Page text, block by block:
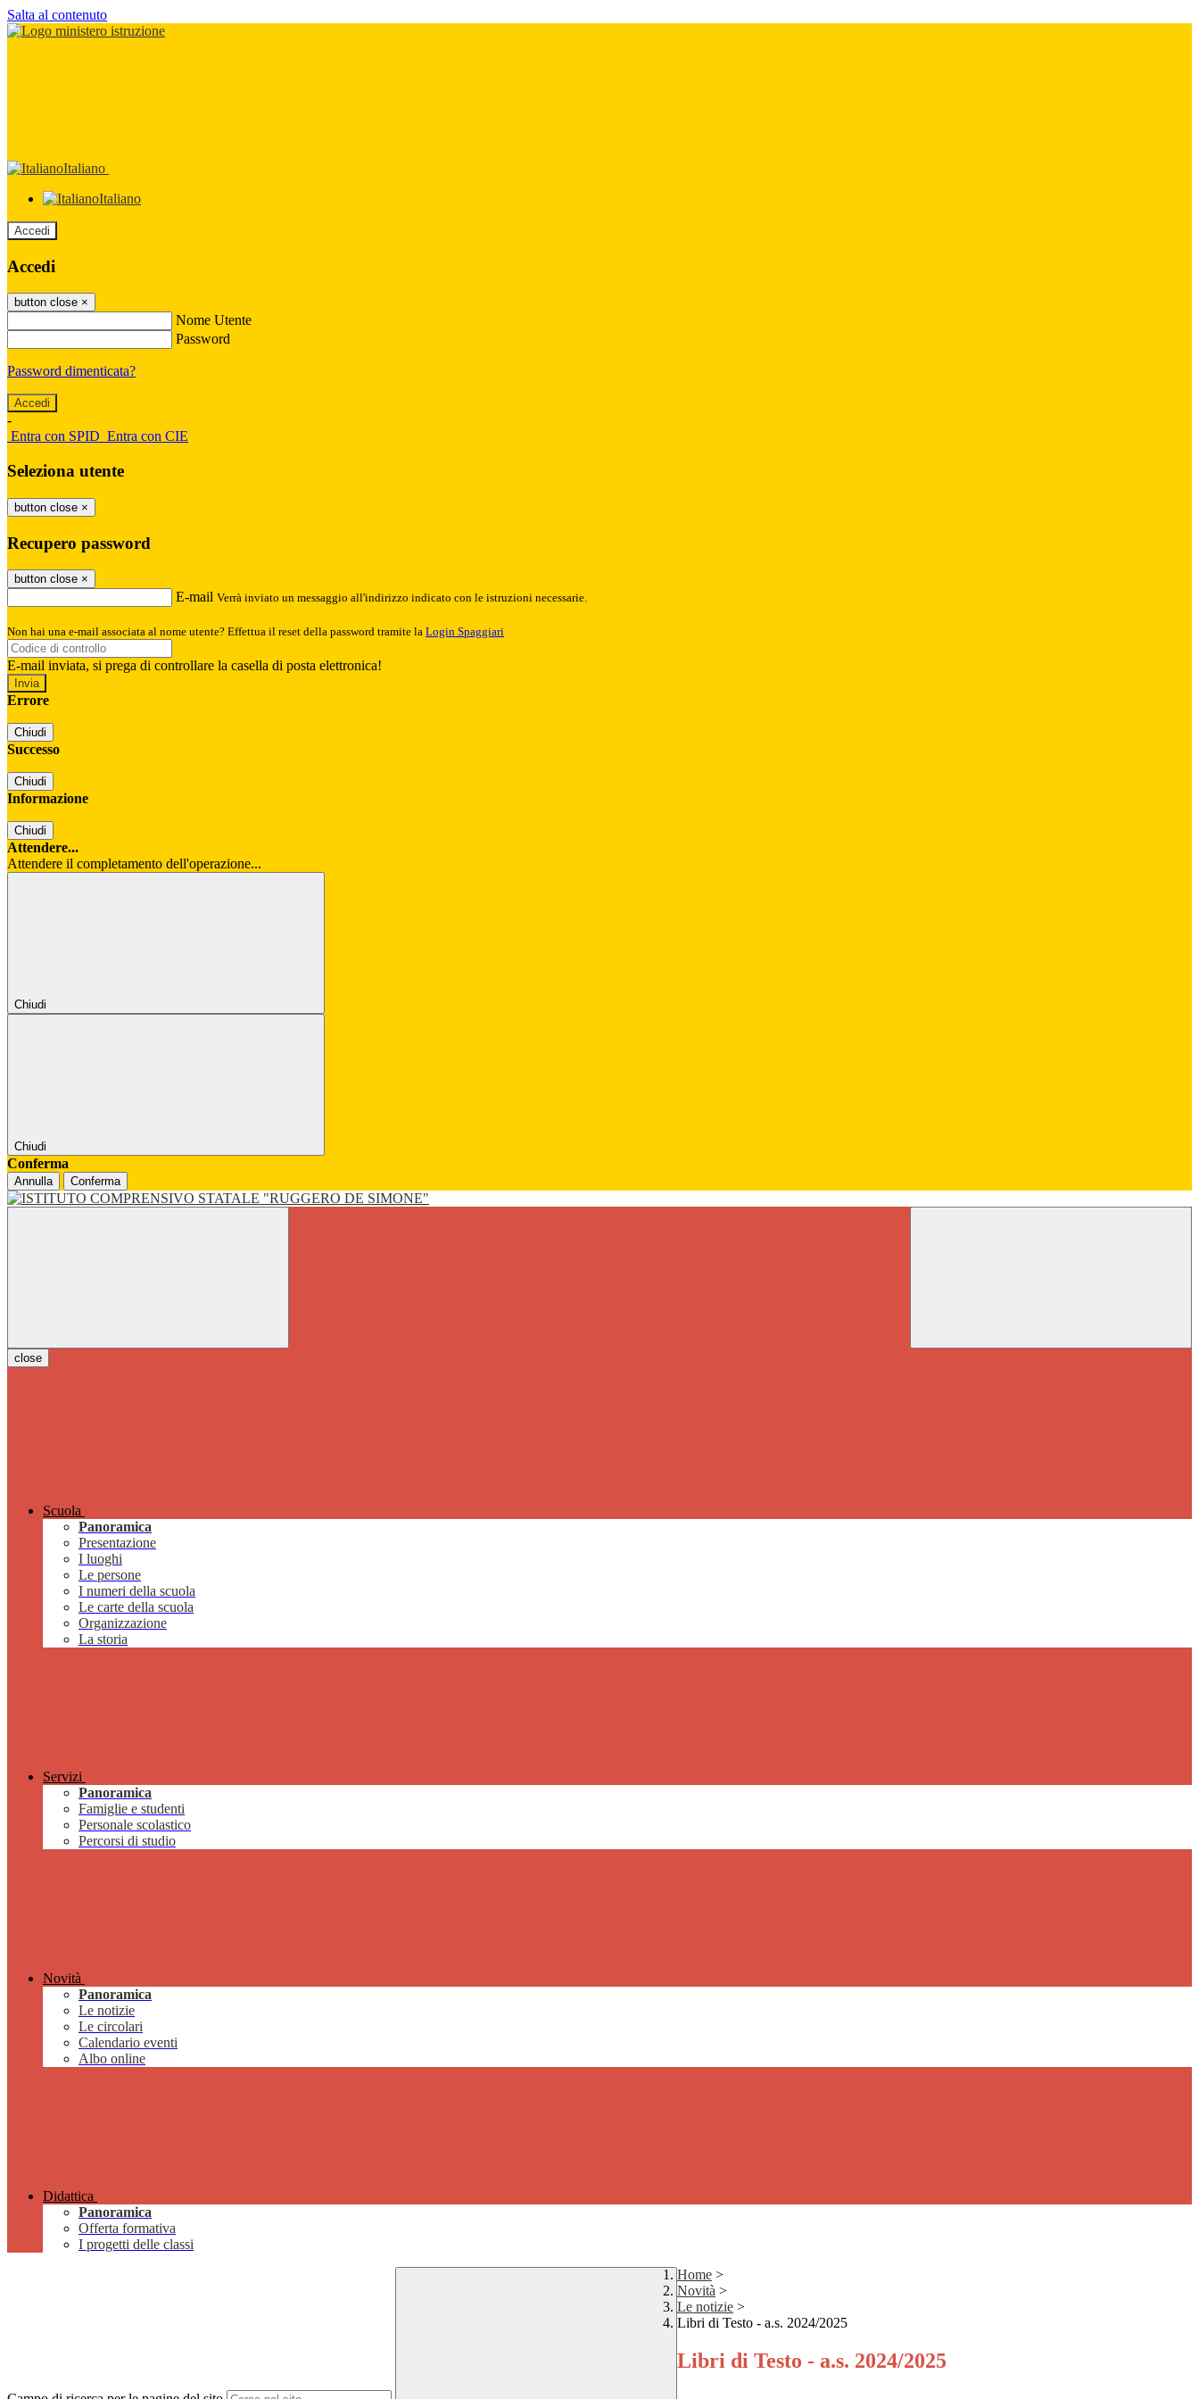
Salta al contenuto
Italiano
Italiano
Accedi
Accedi
button close ×
Nome Utente
Password
Password dimenticata?
-
Entra con SPID Entra con CIE
Seleziona utente
button close ×
Recupero password
button close ×
E-mail Verrà inviato un messaggio all'indirizzo indicato con le istruzioni necessarie.
Non hai una e-mail associata al nome utente? Effettua il reset della password tramite la Login Spaggiari
E-mail inviata, si prega di controllare la casella di posta elettronica!
Errore
Chiudi
Successo
Chiudi
Informazione
Chiudi
Attendere...
Attendere il completamento dell'operazione...
Chiudi
Chiudi
Conferma
Annulla Conferma
close
Scuola
Panoramica
Presentazione
I luoghi
Le persone
I numeri della scuola
Le carte della scuola
Organizzazione
La storia
Servizi
Panoramica
Famiglie e studenti
Personale scolastico
Percorsi di studio
Novità
Panoramica
Le notizie
Le circolari
Calendario eventi
Albo online
Didattica
Panoramica
Offerta formativa
I progetti delle classi
Home >
Novità >
Le notizie >
Libri di Testo - a.s. 2024/2025
Libri di Testo - a.s. 2024/2025